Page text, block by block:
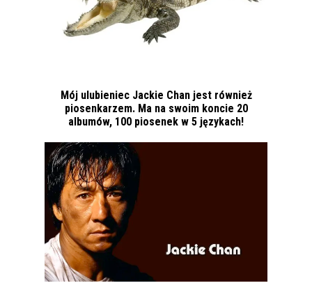
Mój ulubieniec Jackie Chan jest również
piosenkarzem. Ma na swoim koncie 20
albumów, 100 piosenek w 5 językach!